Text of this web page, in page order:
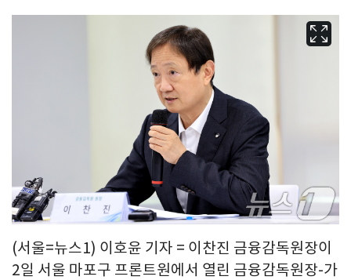
(서울=뉴스1) 이호윤 기자 = 이찬진 금융감독원장이
2일 서울 마포구 프론트원에서 열린 금융감독원장-가